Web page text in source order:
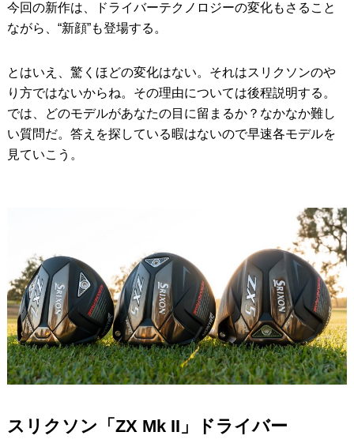
今回の新作は、ドライバーテクノロジーの変化もさること
ながら、“新顔”も登場する。
とはいえ、驚くほどの変化はない。それはスリクソンのや
り方ではないからね。その理由については後程説明する。
では、どのモデルがあなたの目に留まるか？なかなか難し
い質問だ。答えを探している暇はないので早速各モデルを
見ていこう。
スリクソン「ZX Mk II」ドライバー